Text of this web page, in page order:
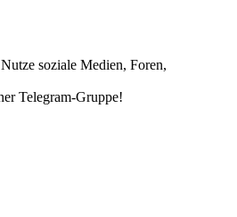
soziale Medien, Foren,
Telegram-Gruppe!